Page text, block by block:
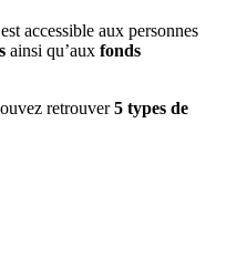
accessible aux personnes
ainsi qu’aux fonds
retrouver5 types de